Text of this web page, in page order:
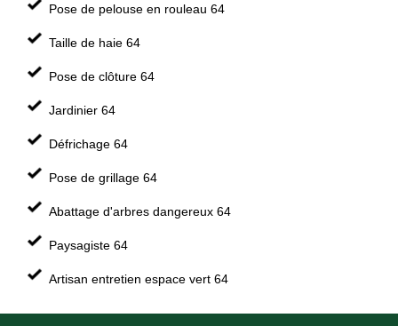
Pose de pelouse en rouleau 64
Taille de haie 64
Pose de clôture 64
Jardinier 64
Défrichage 64
Pose de grillage 64
Abattage d'arbres dangereux 64
Paysagiste 64
Artisan entretien espace vert 64